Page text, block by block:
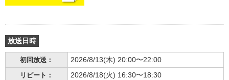
放送日時
初回放送： 2026/8/13(木) 20:00〜22:00
リピート： 2026/8/18(火) 16:30〜18:30